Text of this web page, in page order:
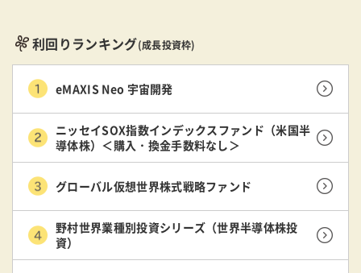
利回りランキング(成長投資枠)
eMAXIS Neo 宇宙開発
ニッセイSOX指数インデックスファンド（米国半
導体株）＜購入・換金手数料なし＞
グローバル仮想世界株式戦略ファンド
野村世界業種別投資シリーズ（世界半導体株投
資）